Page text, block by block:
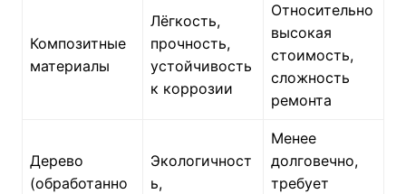
Композитные
материалы
Лёгкость,
прочность,
устойчивость
к коррозии
Относительно
высокая
стоимость,
сложность
ремонта
Дерево
(обработанно
Экологичност
ь,
Менее
долговечно,
требует